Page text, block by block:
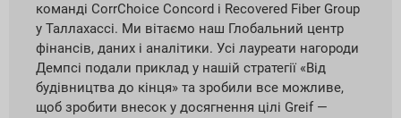
команді CorrChoice Concord і Recovered Fiber Group
у Таллахассі. Ми вітаємо наш Глобальний центр
фінансів, даних і аналітики. Усі лауреати нагороди
Демпсі подали приклад у нашій стратегії «Від
будівництва до кінця» та зробили все можливе,
щоб зробити внесок у досягнення цілі Greif —